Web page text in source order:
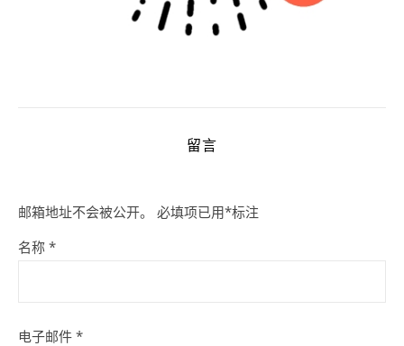
留言
邮箱地址不会被公开。 必填项已用*标注
名称 *
电子邮件 *